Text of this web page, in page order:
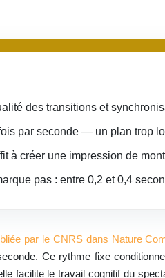
des transitions et
par seconde — un plan trop
à créer une impression de
pas : entre 0,2 et 0,4
par le CNRS dans Nature
Ce rythme fixe
facilite le travail cognitif du